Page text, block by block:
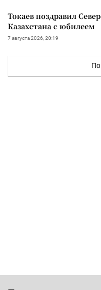
Токаев поздравил
Казахстана с юбилеем
7 августа 2026, 20:19